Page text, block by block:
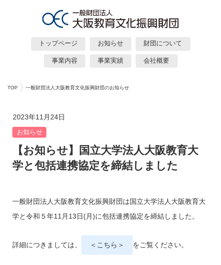
トップページ お知らせ 財団について
事業内容 事業実績 会社概要
TOP 一般財団法人大阪教育文化振興財団のお知らせ
2023年11月24日
お知らせ
【お知らせ】国立大学法人大阪教育大
学と包括連携協定を締結しました
一般財団法人大阪教育文化振興財団は国立大学法人大阪教育大
学と令和５年11月13日(月)に包括連携協定を締結しました。
詳細につきましては、 ＜こちら＞ をご覧ください。